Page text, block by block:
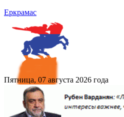
Еркрамас
Пятница, 07 августа 2026 года